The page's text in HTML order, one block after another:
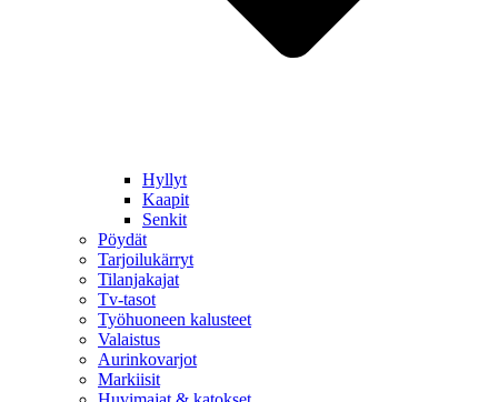
Hyllyt
Kaapit
Senkit
Pöydät
Tarjoilukärryt
Tilanjakajat
Tv-tasot
Työhuoneen kalusteet
Valaistus
Aurinkovarjot
Markiisit